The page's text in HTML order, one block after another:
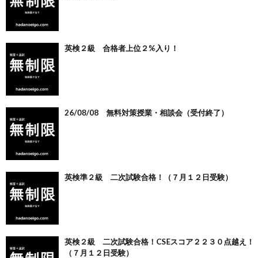
英検２級 合格者上位２%入り！
26/08/08 無料対策授業・相談会（受付終了）
英検準２級 二次試験合格！（７月１２日受験）
英検２級 二次試験合格！CSEスコア２２３０点越え！
（７月１２日受験）